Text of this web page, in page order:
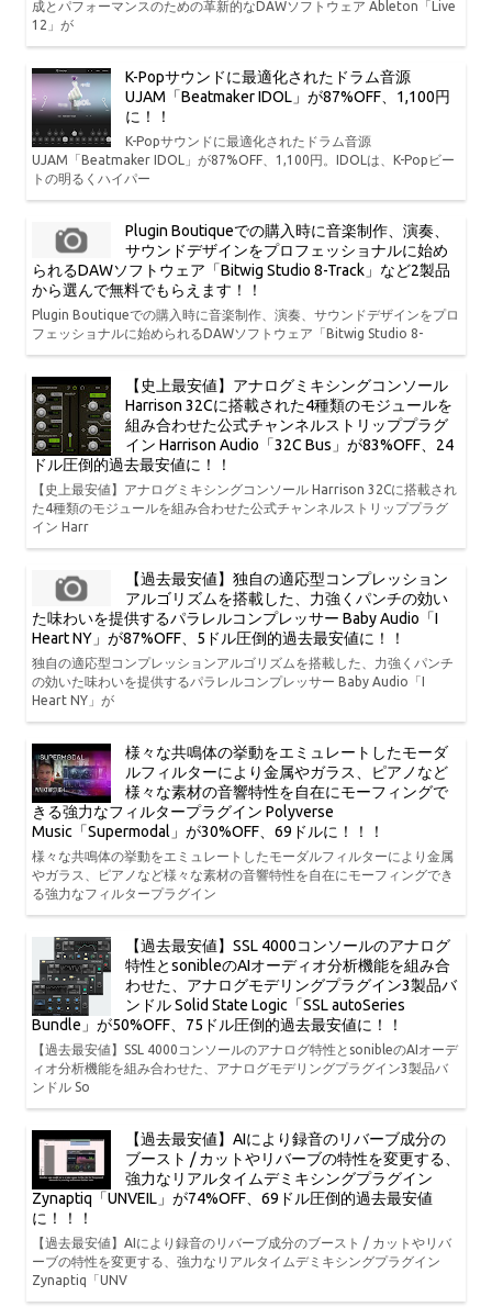
成とパフォーマンスのための革新的なDAWソフトウェア Ableton「Live
12」が
K-Popサウンドに最適化されたドラム音源
UJAM「Beatmaker IDOL」が87%OFF、1,100円
に！！
K-Popサウンドに最適化されたドラム音源
UJAM「Beatmaker IDOL」が87%OFF、1,100円。IDOLは、K-Popビー
トの明るくハイパー
Plugin Boutiqueでの購入時に音楽制作、演奏、
サウンドデザインをプロフェッショナルに始め
られるDAWソフトウェア「Bitwig Studio 8-Track」など2製品
から選んで無料でもらえます！！
Plugin Boutiqueでの購入時に音楽制作、演奏、サウンドデザインをプロ
フェッショナルに始められるDAWソフトウェア「Bitwig Studio 8-
【史上最安値】アナログミキシングコンソール
Harrison 32Cに搭載された4種類のモジュールを
組み合わせた公式チャンネルストリッププラグ
イン Harrison Audio「32C Bus」が83%OFF、24
ドル圧倒的過去最安値に！！
【史上最安値】アナログミキシングコンソール Harrison 32Cに搭載され
た4種類のモジュールを組み合わせた公式チャンネルストリッププラグ
イン Harr
【過去最安値】独自の適応型コンプレッション
アルゴリズムを搭載した、力強くパンチの効い
た味わいを提供するパラレルコンプレッサー Baby Audio「I
Heart NY」が87%OFF、5ドル圧倒的過去最安値に！！
独自の適応型コンプレッションアルゴリズムを搭載した、力強くパンチ
の効いた味わいを提供するパラレルコンプレッサー Baby Audio「I
Heart NY」が
様々な共鳴体の挙動をエミュレートしたモーダ
ルフィルターにより金属やガラス、ピアノなど
様々な素材の音響特性を自在にモーフィングで
きる強力なフィルタープラグイン Polyverse
Music「Supermodal」が30%OFF、69ドルに！！！
様々な共鳴体の挙動をエミュレートしたモーダルフィルターにより金属
やガラス、ピアノなど様々な素材の音響特性を自在にモーフィングでき
る強力なフィルタープラグイン
【過去最安値】SSL 4000コンソールのアナログ
特性とsonibleのAIオーディオ分析機能を組み合
わせた、アナログモデリングプラグイン3製品バ
ンドル Solid State Logic「SSL autoSeries
Bundle」が50%OFF、75ドル圧倒的過去最安値に！！
【過去最安値】SSL 4000コンソールのアナログ特性とsonibleのAIオーデ
ィオ分析機能を組み合わせた、アナログモデリングプラグイン3製品バ
ンドル So
【過去最安値】AIにより録音のリバーブ成分の
ブースト / カットやリバーブの特性を変更する、
強力なリアルタイムデミキシングプラグイン
Zynaptiq「UNVEIL」が74%OFF、69ドル圧倒的過去最安値
に！！！
【過去最安値】AIにより録音のリバーブ成分のブースト / カットやリバ
ーブの特性を変更する、強力なリアルタイムデミキシングプラグイン
Zynaptiq「UNV